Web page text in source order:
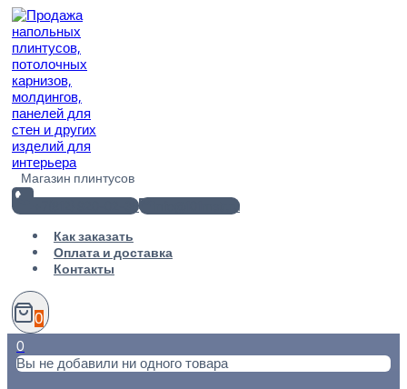
Перейти
содержимому
Магазин плинтусов
+7(812) 920-02-38
info@101metr.ru
Как заказать
Оплата и доставка
Контакты
0
0
Вы не добавили ни одного товара